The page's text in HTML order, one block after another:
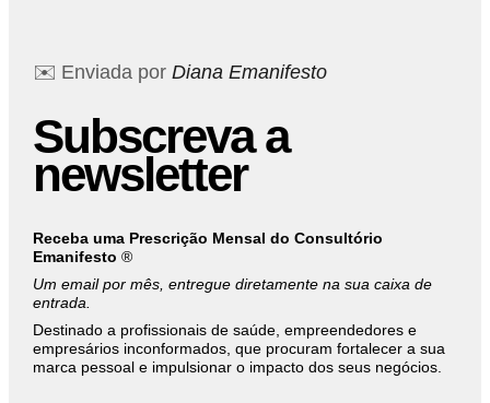
✉️ Enviada porDiana Emanifesto
Subscreva a
newsletter
Receba uma Prescrição Mensal do Consultório
Emanifesto®
Um email por mês, entregue diretamente na sua caixa de
entrada.
Destinado a profissionais de saúde, empreendedores e
empresários inconformados, que procuram fortalecer a sua
marca pessoal e impulsionar o impacto dos seus negócios.